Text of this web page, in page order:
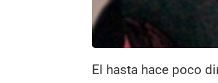
El hasta hace poco